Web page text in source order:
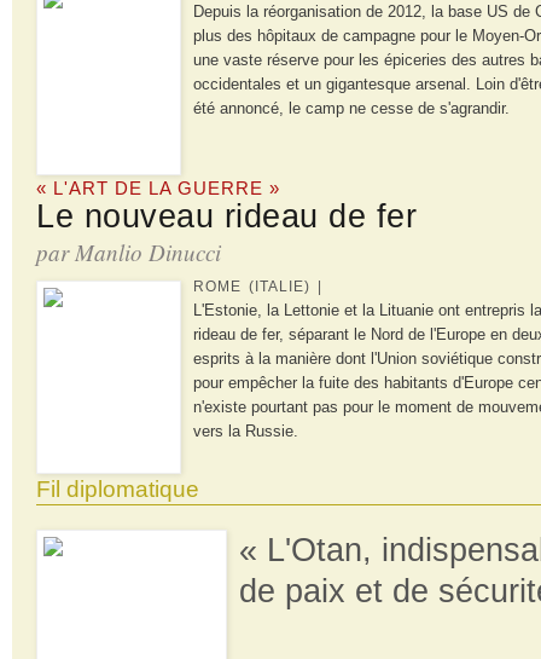
Depuis la réorganisation de 2012, la base US de
plus des hôpitaux de campagne pour le Moyen-
une vaste réserve pour les épiceries des autres
occidentales et un gigantesque arsenal. Loin
été annoncé, le camp ne cesse de s'agrandir.
« L'ART DE LA GUERRE »
Le nouveau rideau de fer
par Manlio Dinucci
ROME (ITALIE) |
L'Estonie, la Lettonie et la Lituanie ont entrepris
rideau de fer, séparant le Nord de l'Europe en
esprits à la manière dont l'Union soviétique
pour empêcher la fuite des habitants d'Europe
n'existe pourtant pas pour le moment de
vers la Russie.
Fil diplomatique
« L'Otan,
de paix et de